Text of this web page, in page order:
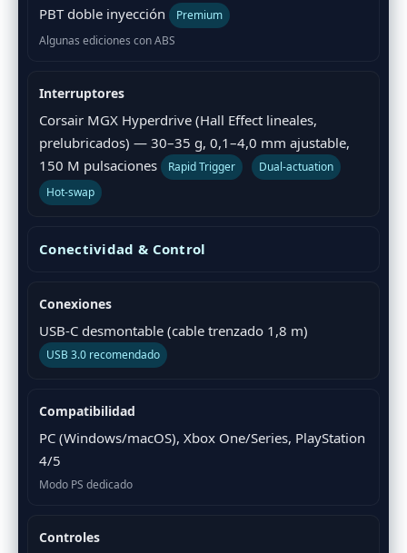
PBT doble inyección
Premium
Algunas ediciones con ABS
Interruptores
Corsair MGX Hyperdrive (Hall Effect lineales,
prelubricados) — 30–35 g, 0,1–4,0 mm ajustable,
150 M pulsaciones
Rapid Trigger
Dual-actuation
Hot-swap
Conectividad & Control
Conexiones
USB-C desmontable (cable trenzado 1,8 m)
USB 3.0 recomendado
Compatibilidad
PC (Windows/macOS), Xbox One/Series, PlayStation
4/5
Modo PS dedicado
Controles